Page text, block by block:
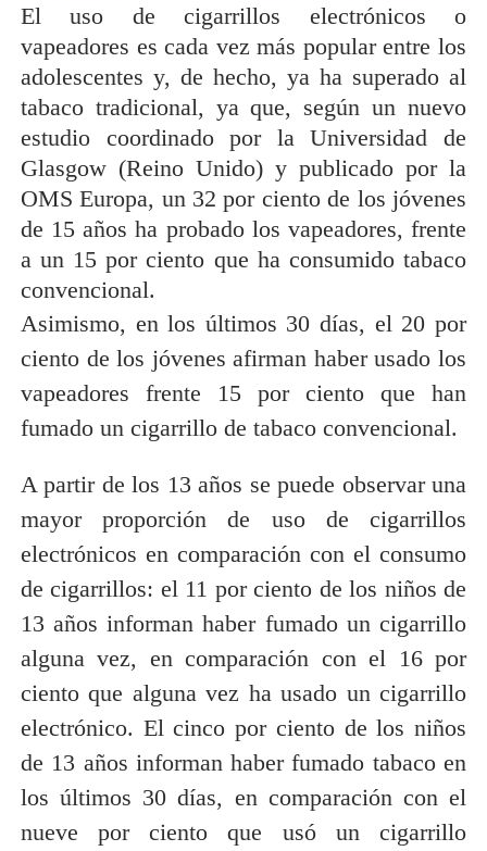
El uso de cigarrillos electrónicos o
vapeadores es cada vez más popular entre los
adolescentes y, de hecho, ya ha superado al
tabaco tradicional, ya que, según un nuevo
estudio coordinado por la Universidad de
Glasgow (Reino Unido) y publicado por la
OMS Europa, un 32 por ciento de los jóvenes
de 15 años ha probado los vapeadores, frente
a un 15 por ciento que ha consumido tabaco
convencional.
Asimismo, en los últimos 30 días, el 20 por
ciento de los jóvenes afirman haber usado los
vapeadores frente 15 por ciento que han
fumado un cigarrillo de tabaco convencional.
A partir de los 13 años se puede observar una
mayor proporción de uso de cigarrillos
electrónicos en comparación con el consumo
de cigarrillos: el 11 por ciento de los niños de
13 años informan haber fumado un cigarrillo
alguna vez, en comparación con el 16 por
ciento que alguna vez ha usado un cigarrillo
electrónico. El cinco por ciento de los niños
de 13 años informan haber fumado tabaco en
los últimos 30 días, en comparación con el
nueve por ciento que usó un cigarrillo